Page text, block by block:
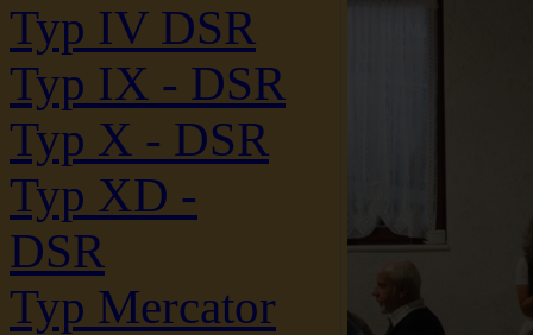
Typ IV DSR
Typ IX - DSR
Typ X - DSR
Typ XD -
DSR
Typ Mercator